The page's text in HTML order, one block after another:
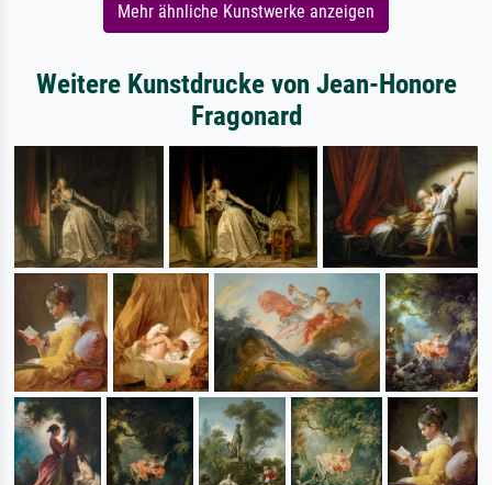
Mehr ähnliche Kunstwerke anzeigen
Weitere Kunstdrucke von Jean-Honore
Fragonard